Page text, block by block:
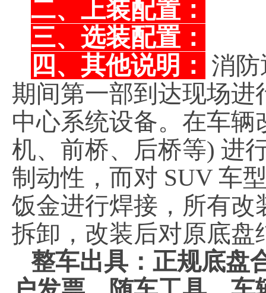
二、上装配置：
三、选装配置：
四、其他说明：
消
期间第一部到达现场
中心系统设备。在车
机、前桥、后桥等) 进
制动性，而对 SUV 车
饭金进行焊接，所有
拆卸，改装后对原底盘
整车出具：正规底盘